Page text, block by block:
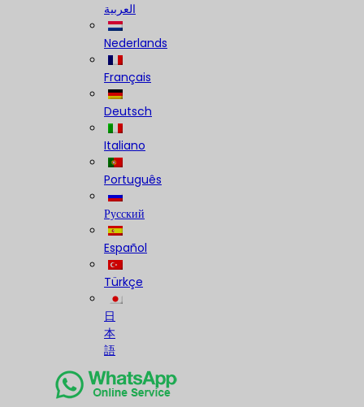
العربية
Nederlands
Français
Deutsch
Italiano
Português
Русский
Español
Türkçe
日
本
語